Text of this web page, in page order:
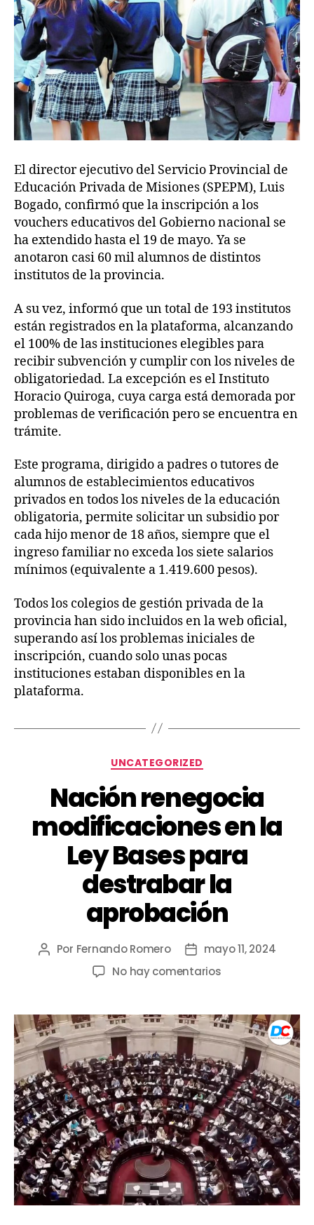
El director ejecutivo del Servicio Provincial de
Educación Privada de Misiones (SPEPM), Luis
Bogado, confirmó que la inscripción a los
vouchers educativos del Gobierno nacional se
ha extendido hasta el 19 de mayo. Ya se
anotaron casi 60 mil alumnos de distintos
institutos de la provincia.
A su vez, informó que un total de 193 institutos
están registrados en la plataforma, alcanzando
el 100% de las instituciones elegibles para
recibir subvención y cumplir con los niveles de
obligatoriedad. La excepción es el Instituto
Horacio Quiroga, cuya carga está demorada por
problemas de verificación pero se encuentra en
trámite.
Este programa, dirigido a padres o tutores de
alumnos de establecimientos educativos
privados en todos los niveles de la educación
obligatoria, permite solicitar un subsidio por
cada hijo menor de 18 años, siempre que el
ingreso familiar no exceda los siete salarios
mínimos (equivalente a 1.419.600 pesos).
Todos los colegios de gestión privada de la
provincia han sido incluidos en la web oficial,
superando así los problemas iniciales de
inscripción, cuando solo unas pocas
instituciones estaban disponibles en la
plataforma.
UNCATEGORIZED
Nación renegocia
modificaciones en la
Ley Bases para
destrabar la
aprobación
Por Fernando Romero
mayo 11, 2024
No hay comentarios